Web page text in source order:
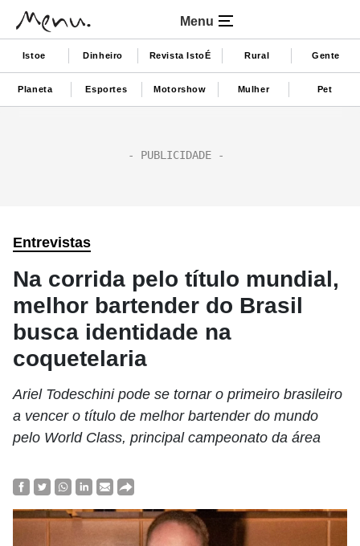
Menu
Istoe Dinheiro Revista IstoÉ Rural Gente
Planeta Esportes Motorshow Mulher Pet
Entrevistas
Na corrida pelo título mundial,
melhor bartender do Brasil
busca identidade na
coquetelaria
Ariel Todeschini pode se tornar o primeiro brasileiro
a vencer o título de melhor bartender do mundo
pelo World Class, principal campeonato da área